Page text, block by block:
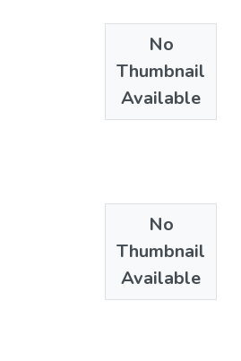
No
Thumbnail
Available
No
Thumbnail
Available